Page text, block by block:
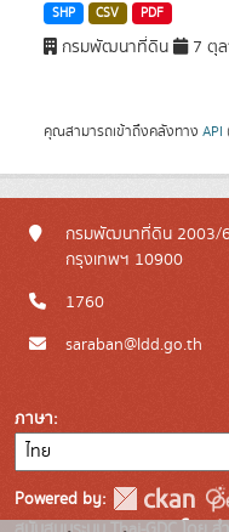
SHP CSV PDF
กรมพัฒนาที่ดิน 7 ตุล
คุณสามารถเข้าถึงคลังทาง API
กรมพัฒนาที่ดิน 2003/
กรุงเทพฯ 10900
1760
saraban@ldd.go.th
ภาษา
Powered by: